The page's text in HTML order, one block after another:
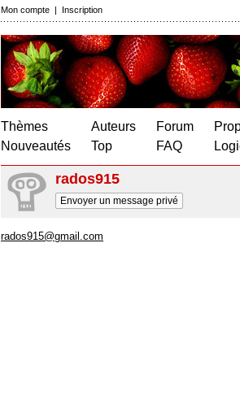
Mon compte | Inscription
Thèmes
Nouveautés
Auteurs
Top
Forum
FAQ
rados915
Envoyer un message privé
rados915@gmail.com